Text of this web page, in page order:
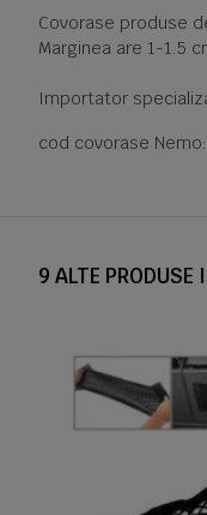
Covorase produse
Marginea are 1-1.5
Importator
cod covorase
9 ALTE PRODUSE